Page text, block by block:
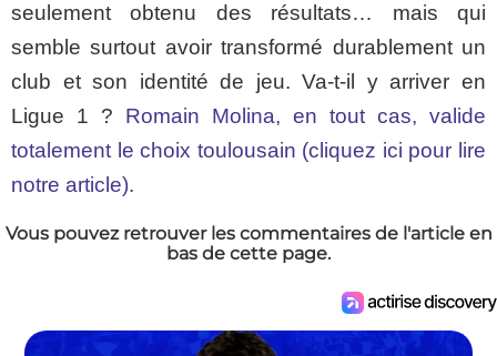
seulement obtenu des résultats… mais qui
semble surtout avoir transformé durablement un
club et son identité de jeu. Va-t-il y arriver en
Ligue 1 ? Romain Molina, en tout cas, valide
totalement le choix toulousain (cliquez ici pour lire
notre article).
Vous pouvez retrouver les commentaires de l'article en
bas de cette page.